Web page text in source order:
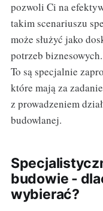
pozwoli Ci na
takim scenariuszu
może służyć jako
potrzeb
To są specjalnie
które mają za
z prowadzeniem
budowlanej.
budowie -
wybierać?